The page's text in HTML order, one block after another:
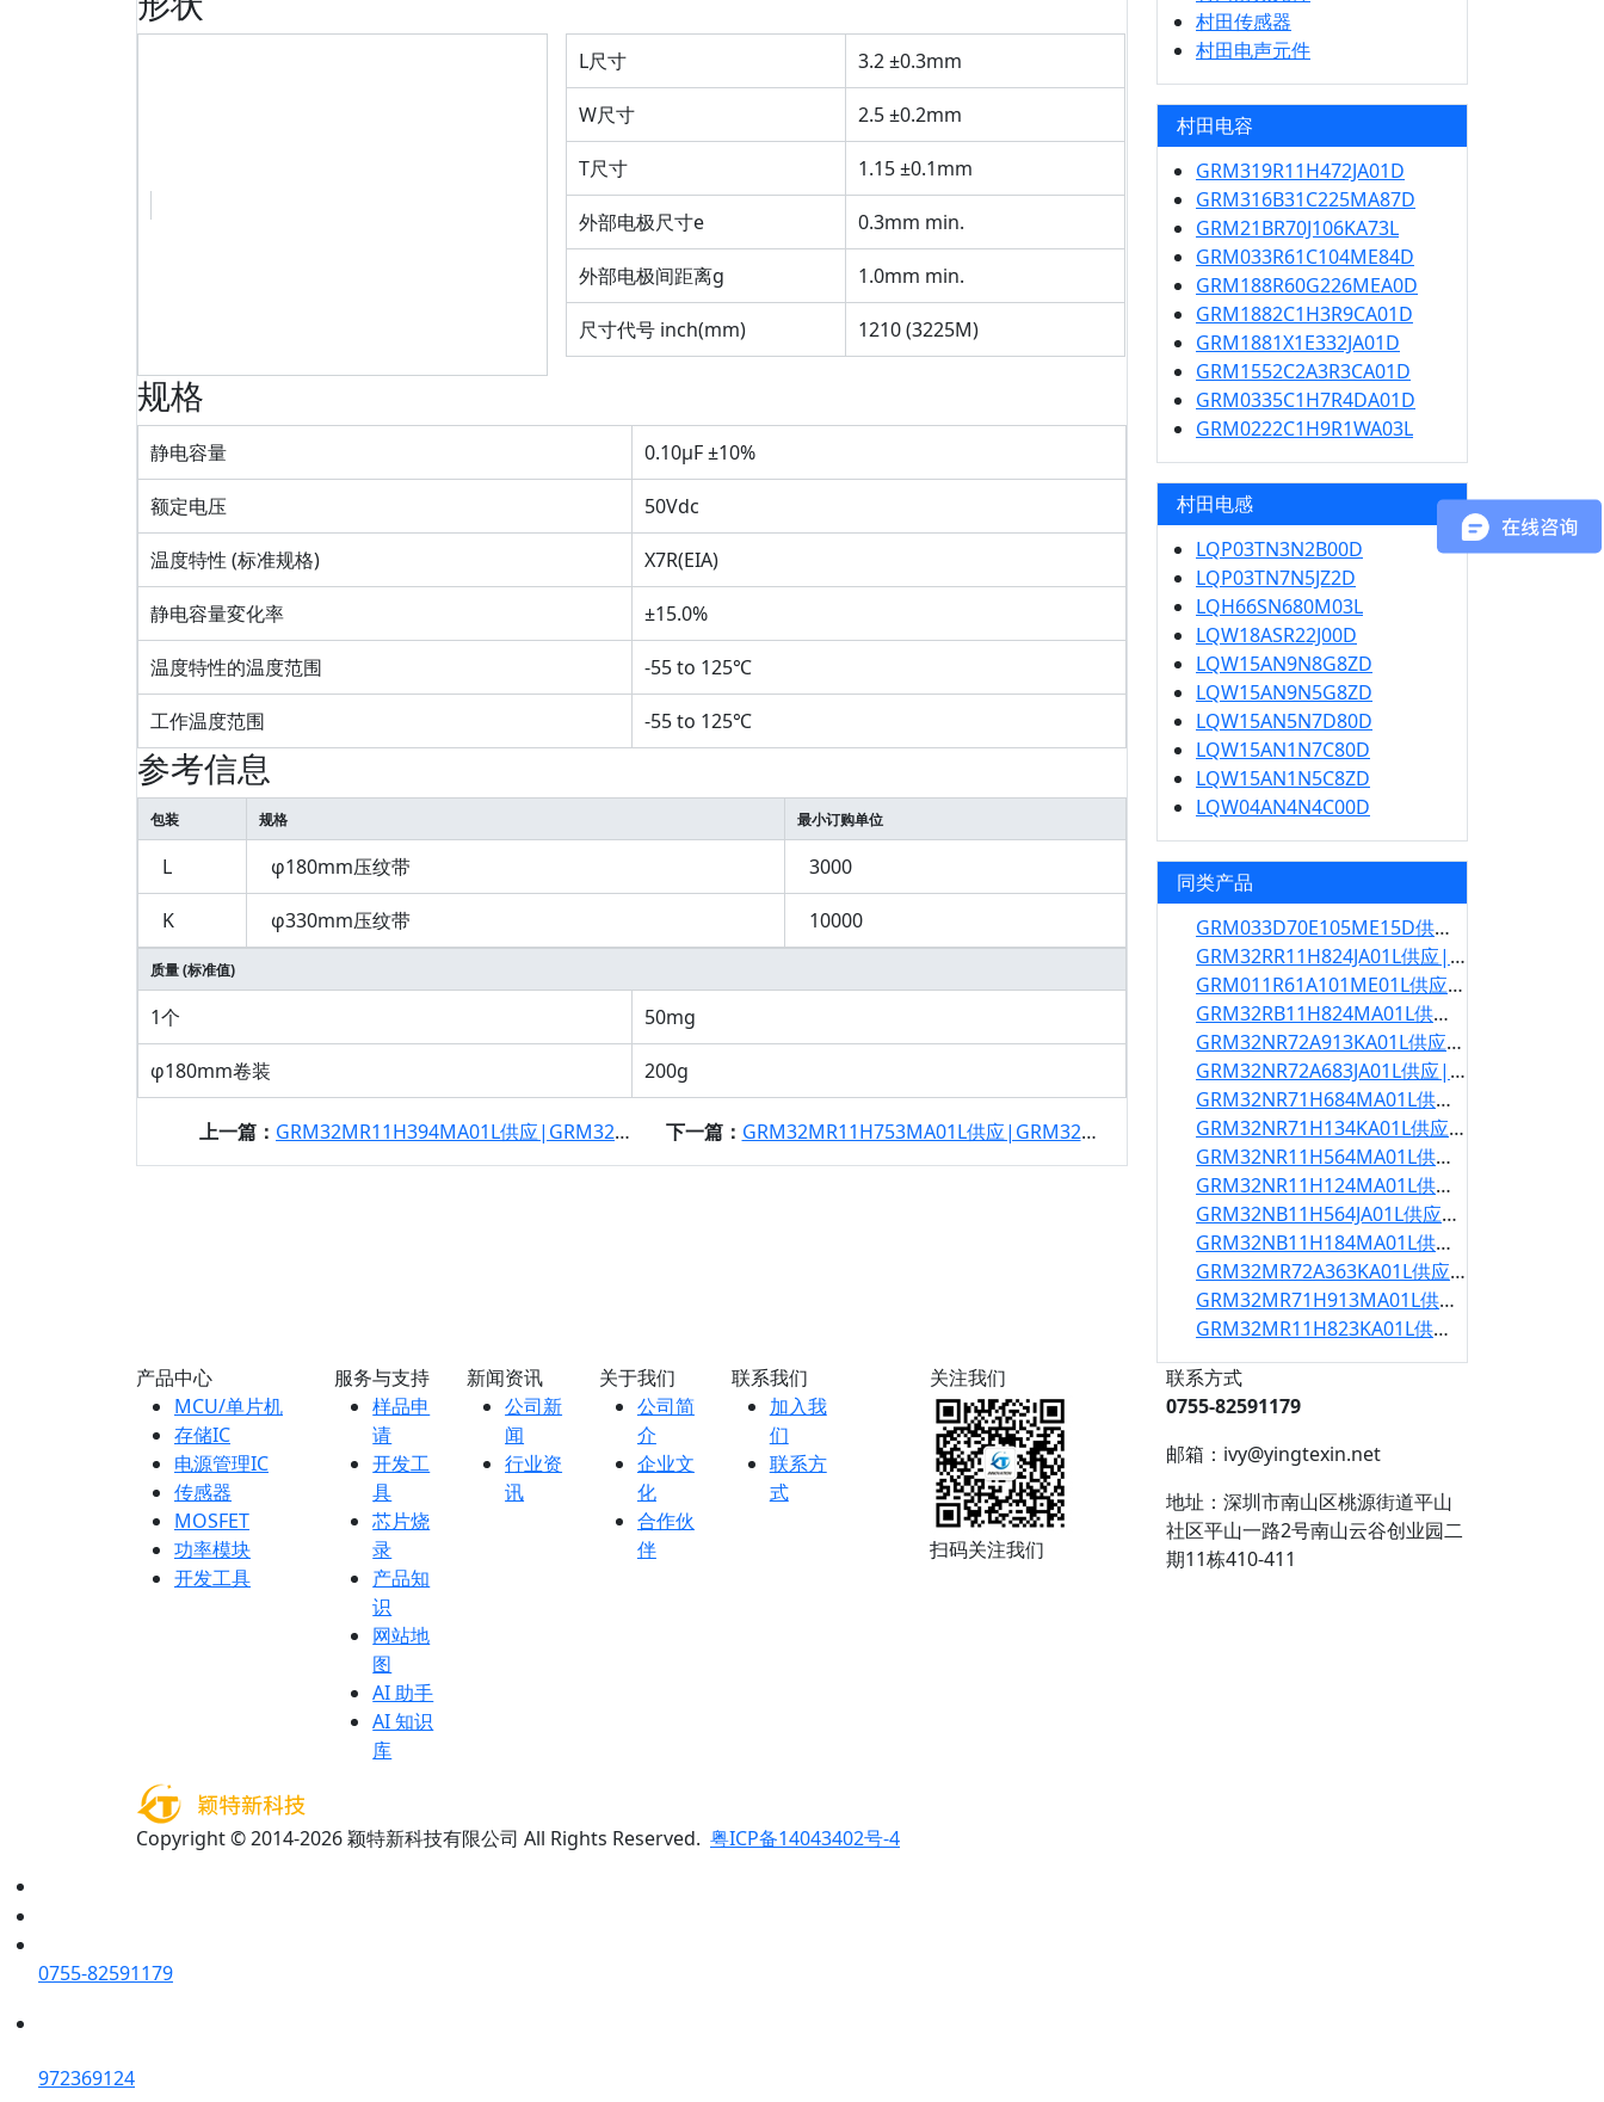
L尺寸 3.2 ±0.3mm
W尺寸 2.5 ±0.2mm
T尺寸 1.15 ±0.1mm
外部电极尺寸e 0.3mm min.
外部电极间距离g 1.0mm min.
尺寸代号 inch(mm) 1210 (3225M)
规格
静电容量 0.10µF ±10%
额定电压 50Vdc
温度特性 (标准规格) X7R(EIA)
静电容量変化率 ±15.0%
温度特性的温度范围 -55 to 125℃
工作温度范围 -55 to 125℃
参考信息
包装 规格 最小订购单位
L φ180mm压纹带 3000
K φ330mm压纹带 10000
质量 (标准值)
1个 50mg
φ180mm卷装 200g
上一篇： GRM32MR11H394MA01L供应|GRM32MR11H394MA01L规格书 下一篇： GRM32MR11H753MA01L供应|GRM32MR11H753MA01L规格书
村田传感器
村田电声元件
村田电容
GRM319R11H472JA01D
GRM316B31C225MA87D
GRM21BR70J106KA73L
GRM033R61C104ME84D
GRM188R60G226MEA0D
GRM1882C1H3R9CA01D
GRM1881X1E332JA01D
GRM1552C2A3R3CA01D
GRM0335C1H7R4DA01D
GRM0222C1H9R1WA03L
村田电感
LQP03TN3N2B00D
LQP03TN7N5JZ2D
LQH66SN680M03L
LQW18ASR22J00D
LQW15AN9N8G8ZD
LQW15AN9N5G8ZD
LQW15AN5N7D80D
LQW15AN1N7C80D
LQW15AN1N5C8ZD
LQW04AN4N4C00D
同类产品
GRM033D70E105ME15D供应|GRM033D70E105ME15D规格书
GRM32RR11H824JA01L供应|GRM32RR11H824JA01L规格书
GRM011R61A101ME01L供应|GRM011R61A101ME01L规格书
GRM32RB11H824MA01L供应|GRM32RB11H824MA01L规格书
GRM32NR72A913KA01L供应|GRM32NR72A913KA01L规格书
GRM32NR72A683JA01L供应|GRM32NR72A683JA01L规格书
GRM32NR71H684MA01L供应|GRM32NR71H684MA01L规格书
GRM32NR71H134KA01L供应|GRM32NR71H134KA01L规格书
GRM32NR11H564MA01L供应|GRM32NR11H564MA01L规格书
GRM32NR11H124MA01L供应|GRM32NR11H124MA01L规格书
GRM32NB11H564JA01L供应|GRM32NB11H564JA01L规格书
GRM32NB11H184MA01L供应|GRM32NB11H184MA01L规格书
GRM32MR72A363KA01L供应|GRM32MR72A363KA01L规格书
GRM32MR71H913MA01L供应|GRM32MR71H913MA01L规格书
GRM32MR11H823KA01L供应|GRM32MR11H823KA01L规格书
产品中心
MCU/单片机
存储IC
电源管理IC
传感器
MOSFET
功率模块
开发工具
服务与支持
样品申
请
开发工
具
芯片烧
录
产品知
识
网站地
图
AI 助手
AI 知识
库
新闻资讯
公司新
闻
行业资
讯
关于我们
公司简
介
企业文
化
合作伙
伴
联系我们
加入我
们
联系方
式
关注我们
扫码关注我们
联系方式
0755-82591179
邮箱：ivy@yingtexin.net
地址：深圳市南山区桃源街道平山
社区平山一路2号南山云谷创业园二
期11栋410-411
Copyright © 2014-2026 颖特新科技有限公司 All Rights Reserved. 粤ICP备14043402号-4
0755-82591179
972369124